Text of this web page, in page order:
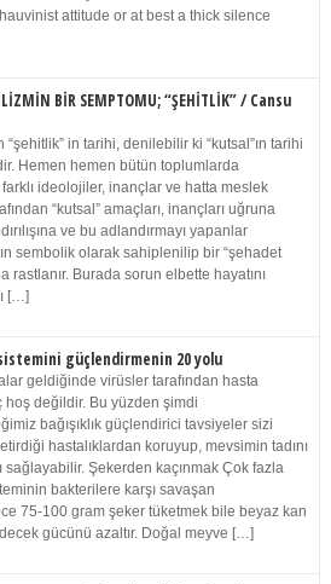
attitude or at best a thick silence
BİR SEMPTOMU; “ŞEHİTLİK” / Cansu
“şehitlik” in tarihi, denilebilir ki “kutsal”ın tarihi
Hemen hemen bütün toplumlarda
ideolojiler, inançlar ve hatta meslek
“kutsal” amaçları, inançları uğruna
ve bu adlandırmayı yapanlar
sembolik olarak sahiplenilip bir “şehadet
rastlanır. Burada sorun elbette hayatını
[…]
sistemini güçlendirmenin 20 yolu
geldiğinde virüsler tarafından hasta
hoş değildir. Bu yüzden şimdi
bağışıklık güçlendirici tavsiyeler sizi
hastalıklardan koruyup, mevsimin tadını
sağlayabilir. Şekerden kaçınmak Çok fazla
bakterilere karşı savaşan
75-100 gram şeker tüketmek bile beyaz kan
gücünü azaltır. Doğal meyve […]